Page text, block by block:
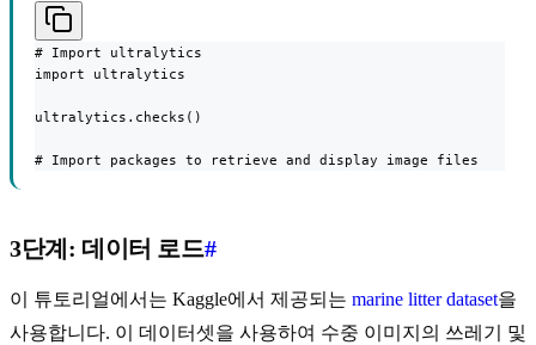
# Import ultralytics
import ultralytics
ultralytics.checks()
# Import packages to retrieve and display image files
3단계: 데이터 로드#
이 튜토리얼에서는 Kaggle에서 제공되는 marine litter dataset을
사용합니다. 이 데이터셋을 사용하여 수중 이미지의 쓰레기 및